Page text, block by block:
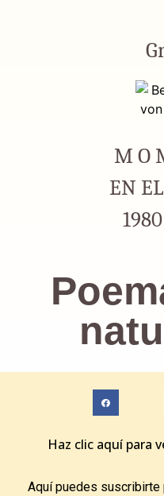
M O
EN
Haz clic aquí para
Aquí puedes